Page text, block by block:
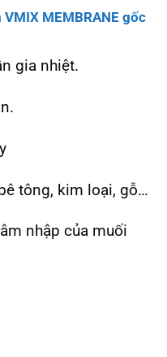
MEMBRANE gốc
gia nhiệt.
tông, kim loại, gỗ…
nhập của muối